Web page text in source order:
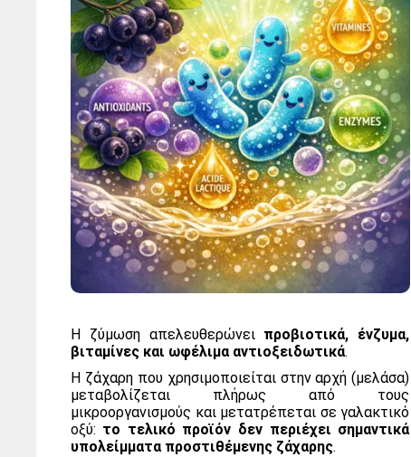
Η ζύμωση απελευθερώνει προβιοτικά, ένζυμα,
βιταμίνες και ωφέλιμα αντιοξειδωτικά.
Η ζάχαρη που χρησιμοποιείται στην αρχή (μελάσα)
μεταβολίζεται πλήρως από τους
μικροοργανισμούς και μετατρέπεται σε γαλακτικό
οξύ: το τελικό προϊόν δεν περιέχει σημαντικά
υπολείμματα προστιθέμενης ζάχαρης.